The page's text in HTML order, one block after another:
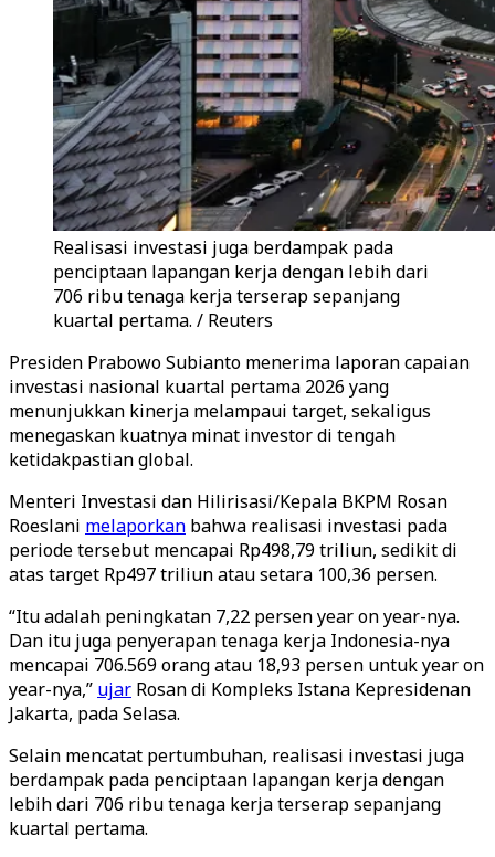
Realisasi investasi juga berdampak pada
penciptaan lapangan kerja dengan lebih dari
706 ribu tenaga kerja terserap sepanjang
kuartal pertama. / Reuters
Presiden Prabowo Subianto menerima laporan capaian
investasi nasional kuartal pertama 2026 yang
menunjukkan kinerja melampaui target, sekaligus
menegaskan kuatnya minat investor di tengah
ketidakpastian global.
Menteri Investasi dan Hilirisasi/Kepala BKPM Rosan
Roeslani melaporkan bahwa realisasi investasi pada
periode tersebut mencapai Rp498,79 triliun, sedikit di
atas target Rp497 triliun atau setara 100,36 persen.
“Itu adalah peningkatan 7,22 persen year on year-nya.
Dan itu juga penyerapan tenaga kerja Indonesia-nya
mencapai 706.569 orang atau 18,93 persen untuk year on
year-nya,” ujar Rosan di Kompleks Istana Kepresidenan
Jakarta, pada Selasa.
Selain mencatat pertumbuhan, realisasi investasi juga
berdampak pada penciptaan lapangan kerja dengan
lebih dari 706 ribu tenaga kerja terserap sepanjang
kuartal pertama.